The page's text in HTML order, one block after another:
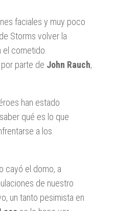
faciales y muy poco
Storms volver la
cometido.
parte de John Rauch,
han estado
qué es lo que
a los
cayó el domo, a
de nuestro
un tanto pesimista en